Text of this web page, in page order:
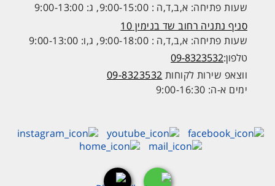
שעות פתיחה: א,ב,ד,ה : 9:00-15:00, ג: 9:00-13:00
סניף נתניה רחוב שד בנימין 10
שעות פתיחה: א,ב,ד,ה : 9:00-18:00, ג,ו: 9:00-13:00
טלפון:09-8323532
ווצאפ שירות לקוחות 09-8323532
ימים א-ה: 9:00-16:30